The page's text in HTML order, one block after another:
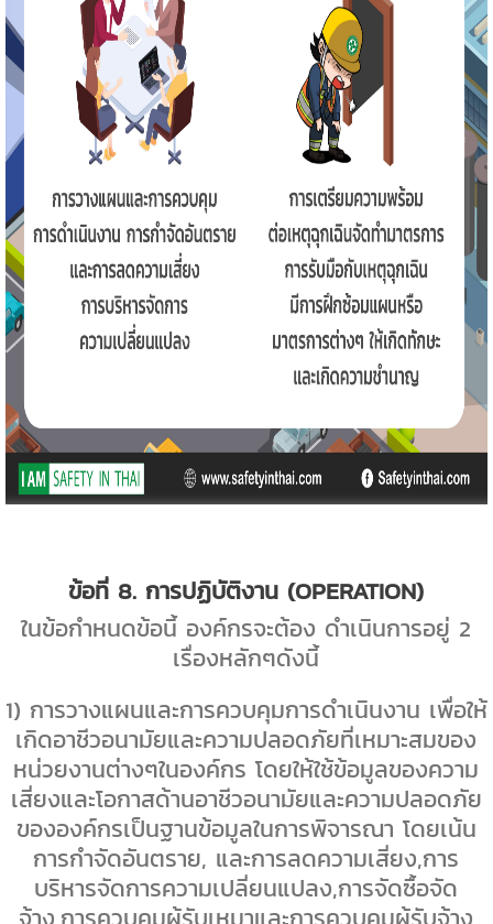
ข้อที่ 8. การปฏิบัติงาน (OPERATION)
ในข้อกำหนดข้อนี้ องค์กรจะต้อง ดำเนินการอยู่ 2
เรื่องหลักๆดังนี้
1) การวางแผนและการควบคุมการดำเนินงาน เพื่อให้
เกิดอาชีวอนามัยและความปลอดภัยที่เหมาะสมของ
หน่วยงานต่างๆในองค์กร โดยให้ใช้ข้อมูลของความ
เสี่ยงและโอกาสด้านอาชีวอนามัยและความปลอดภัย
ขององค์กรเป็นฐานข้อมูลในการพิจารณา โดยเน้น
การกำจัดอันตราย, และการลดความเสี่ยง,การ
บริหารจัดการความเปลี่ยนแปลง,การจัดซื้อจัด